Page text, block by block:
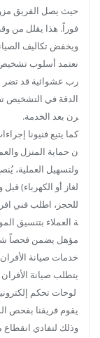
حيث يصل الفريق
فوراً. هذا يقلل من
ويخفض تكاليف
نعتمد أسلوب تشخيص
رب عشوائية قد تضر
الدقة في التشخيص
رن بعد الخدمة.
كما يتبع فنيونا
ن حماية المنزل
ولتسهيل العملية،
لغاز أو الكهرباء)
ة العملاء بتنسيق
مؤهل يضمن فحصاً
خدمات صيانة الأفران
يتطلب صيانة
لوحات تحكم
يقوم فريقنا بفحص
وذلك لتفادي